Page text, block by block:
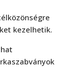
kezelhetik.